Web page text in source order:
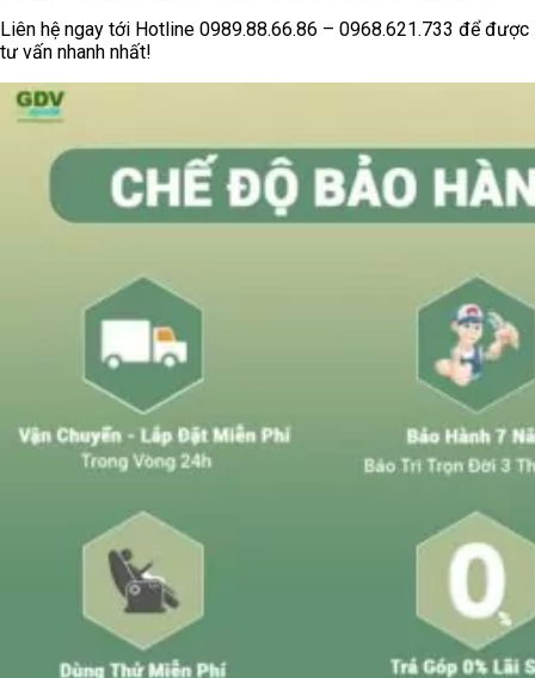
Liên hệ ngay tới Hotline 0989.88.66.86 – 0968.621.733 để được
tư vấn nhanh nhất!